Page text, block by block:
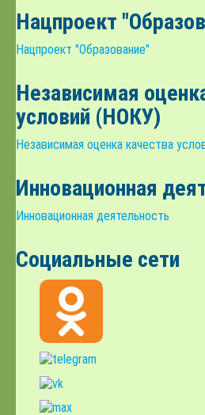
Нацпроект
Нацпроект "Образование"
Независимая
условий (НОКУ)
Независимая оценка качества
Инновационная
Инновационная деятельность
Социальные сети